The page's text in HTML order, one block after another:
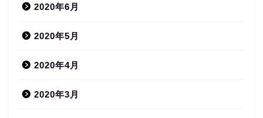
2020年6月
2020年5月
2020年4月
2020年3月